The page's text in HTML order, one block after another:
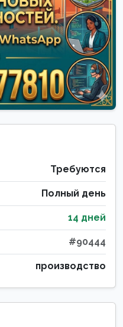
Требуются
Полный день
14 дней
#90444
производство